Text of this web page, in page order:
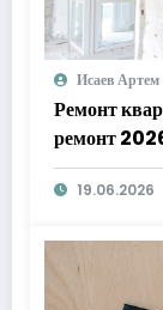
Исаев Артем
Ремонт
ремонт
19.06.2026